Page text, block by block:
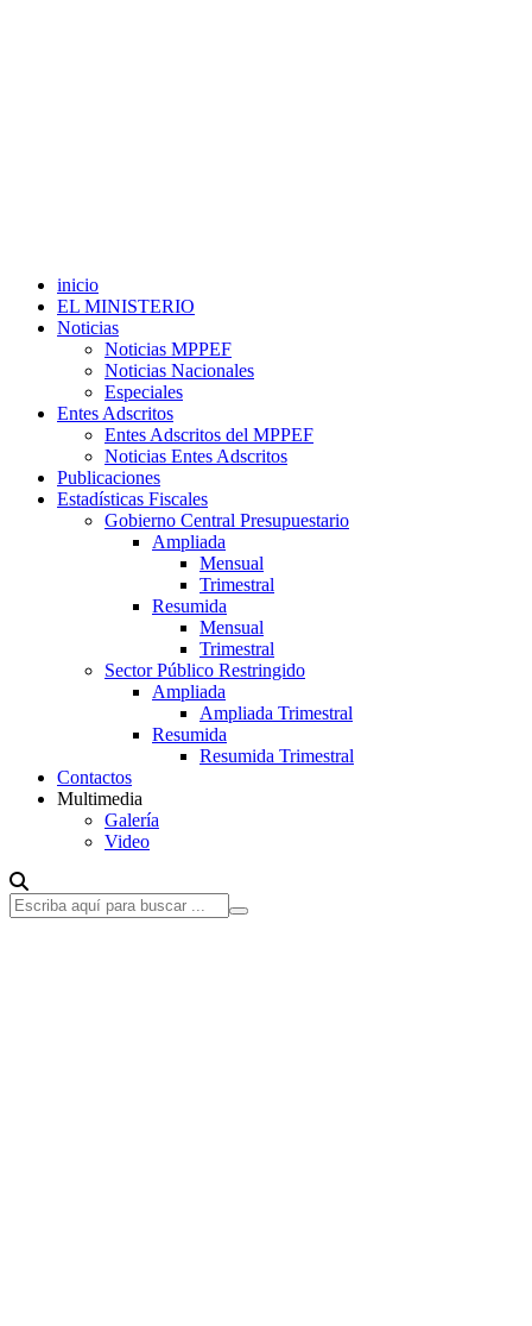
inicio
EL MINISTERIO
Noticias
Noticias MPPEF
Noticias Nacionales
Especiales
Entes Adscritos
Entes Adscritos del MPPEF
Noticias Entes Adscritos
Publicaciones
Estadísticas Fiscales
Gobierno Central Presupuestario
Ampliada
Mensual
Trimestral
Resumida
Mensual
Trimestral
Sector Público Restringido
Ampliada
Ampliada Trimestral
Resumida
Resumida Trimestral
Contactos
Multimedia
Galería
Video